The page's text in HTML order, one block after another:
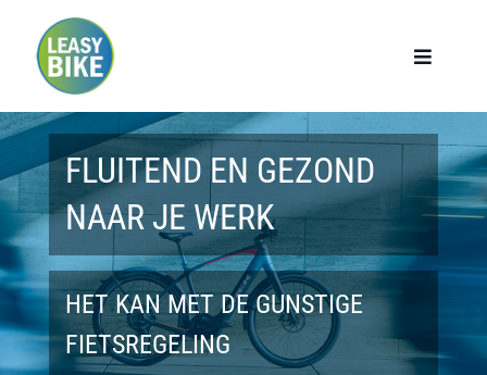
Toggle
Home
Werknemers
Werkgevers
Privé lease
FLUITEND EN GEZOND
NAAR JE WERK
HET KAN MET DE GUNSTIGE
FIETSREGELING